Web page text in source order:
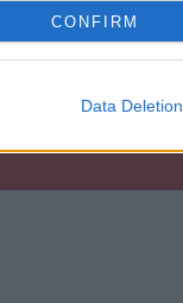
CONFIRM
Data Deletion